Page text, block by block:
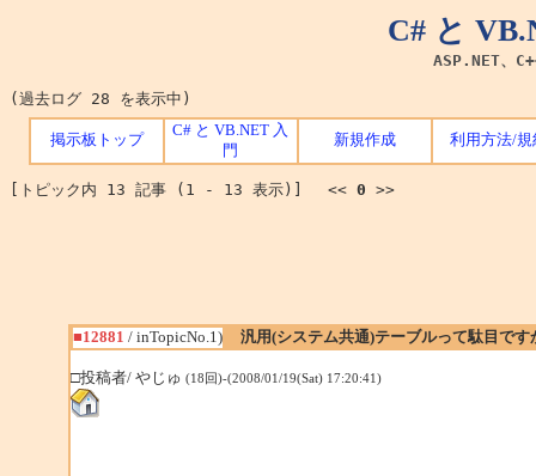
C# と
ASP.NET、
(過去ログ 28 を表示中)
掲示板トップ
C# と VB.NET 入
門
新規作成 利用方法/規
[トピック内 13 記事 (1 - 13 表示)] << 0 >>
■12881 / inTopicNo.1) 汎用(システム共通)テーブルって駄目です
□投稿者/ やじゅ (18回)-(2008/01/19(Sat) 17:20:41)